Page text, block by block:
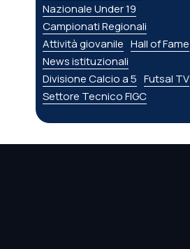
Nazionale Under 19
Campionati Regionali
Attività giovanile Hall of Fame
News istituzionali
Divisione Calcio a 5 Futsal TV
Settore Tecnico FIGC